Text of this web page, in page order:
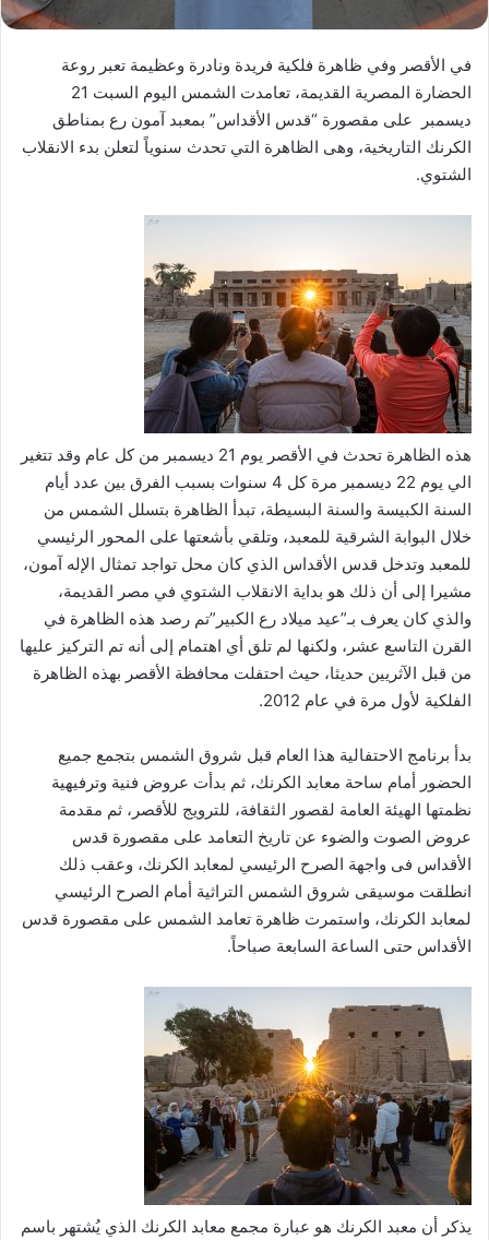
في الأقصر وفي ظاهرة فلكية فريدة ونادرة وعظيمة تعبر روعة
الحضارة المصرية القديمة، تعامدت الشمس اليوم السبت 21
ديسمبر على مقصورة “قدس الأقداس” بمعبد آمون رع بمناطق
الكرنك التاريخية، وهى الظاهرة التي تحدث سنوياً لتعلن بدء الانقلاب
الشتوي.
هذه الظاهرة تحدث في الأقصر يوم 21 ديسمبر من كل عام وقد تتغير
الي يوم 22 ديسمبر مرة كل 4 سنوات بسبب الفرق بين عدد أيام
السنة الكبيسة والسنة البسيطة، تبدأ الظاهرة بتسلل الشمس من
خلال البوابة الشرقية للمعبد، وتلقي بأشعتها على المحور الرئيسي
للمعبد وتدخل قدس الأقداس الذي كان محل تواجد تمثال الإله آمون،
مشيرا إلى أن ذلك هو بداية الانقلاب الشتوي في مصر القديمة،
والذي كان يعرف بـ”عيد ميلاد رع الكبير”تم رصد هذه الظاهرة في
القرن التاسع عشر، ولكنها لم تلق أي اهتمام إلى أنه تم التركيز عليها
من قبل الآثريين حديثا، حيث احتفلت محافظة الأقصر بهذه الظاهرة
الفلكية لأول مرة في عام 2012.
بدأ برنامج الاحتفالية هذا العام قبل شروق الشمس بتجمع جميع
الحضور أمام ساحة معابد الكرنك، ثم بدأت عروض فنية وترفيهية
نظمتها الهيئة العامة لقصور الثقافة، للترويج للأقصر، ثم مقدمة
عروض الصوت والضوء عن تاريخ التعامد على مقصورة قدس
الأقداس فى واجهة الصرح الرئيسي لمعابد الكرنك، وعقب ذلك
انطلقت موسيقى شروق الشمس التراثية أمام الصرح الرئيسي
لمعابد الكرنك، واستمرت ظاهرة تعامد الشمس على مقصورة قدس
الأقداس حتى الساعة السابعة صباحاً.
يذكر أن معبد الكرنك هو عبارة مجمع معابد الكرنك الذي يُشتهر باسم